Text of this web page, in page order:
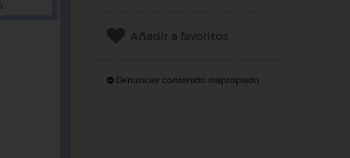
Añadir a favoritos
Denunciar contenido inapropiado